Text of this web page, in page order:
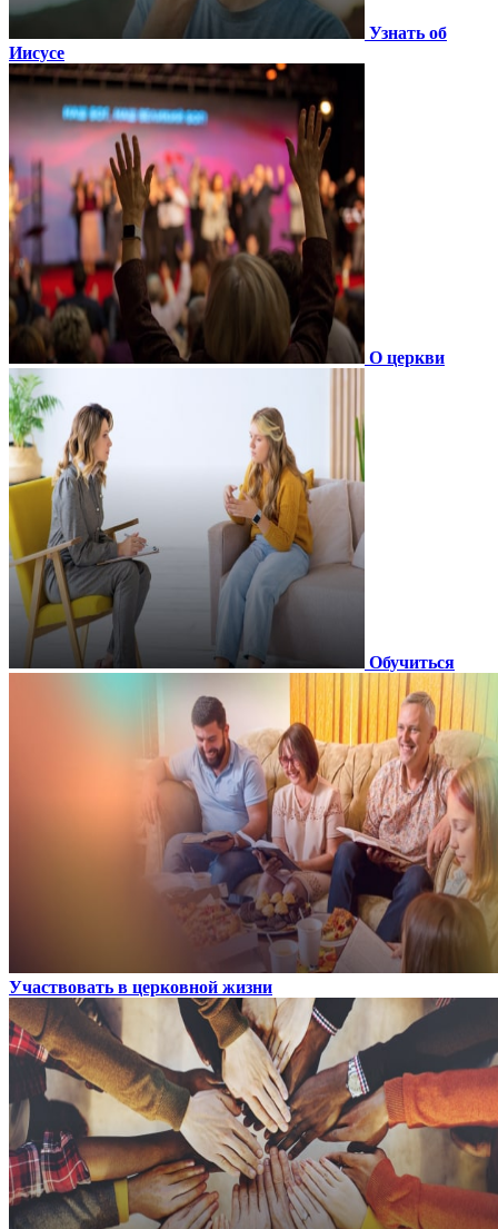
Узнать об
Иисусе
О церкви
Обучиться
Участвовать в церковной жизни